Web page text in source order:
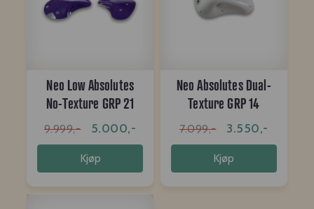
Neo Low Absolutes
No-Texture GRP 21
9.999,- 5.000,-
Kjøp
Neo Absolutes Dual-
Texture GRP 14
7.099,- 3.550,-
Kjøp